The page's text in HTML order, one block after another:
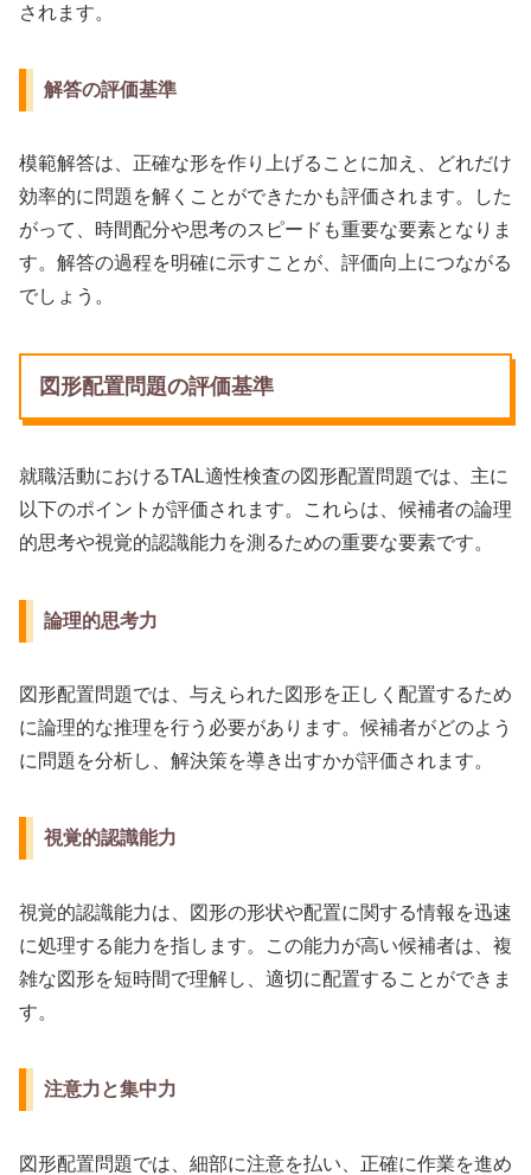
されます。
解答の評価基準
模範解答は、正確な形を作り上げることに加え、どれだけ
効率的に問題を解くことができたかも評価されます。した
がって、時間配分や思考のスピードも重要な要素となりま
す。解答の過程を明確に示すことが、評価向上につながる
でしょう。
図形配置問題の評価基準
就職活動におけるTAL適性検査の図形配置問題では、主に
以下のポイントが評価されます。これらは、候補者の論理
的思考や視覚的認識能力を測るための重要な要素です。
論理的思考力
図形配置問題では、与えられた図形を正しく配置するため
に論理的な推理を行う必要があります。候補者がどのよう
に問題を分析し、解決策を導き出すかが評価されます。
視覚的認識能力
視覚的認識能力は、図形の形状や配置に関する情報を迅速
に処理する能力を指します。この能力が高い候補者は、複
雑な図形を短時間で理解し、適切に配置することができま
す。
注意力と集中力
図形配置問題では、細部に注意を払い、正確に作業を進め